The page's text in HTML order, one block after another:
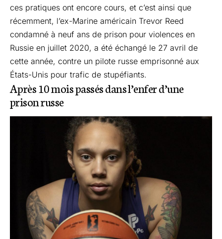
ces pratiques ont encore cours, et c’est ainsi que
récemment, l’ex-Marine américain Trevor Reed
condamné à neuf ans de prison pour violences en
Russie en juillet 2020, a été échangé le 27 avril de
cette année, contre un pilote russe emprisonné aux
États-Unis pour trafic de stupéfiants.
Après 10 mois passés dans l’enfer d’une
prison russe